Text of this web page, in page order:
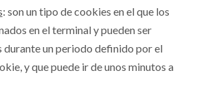
: son un tipo de cookies en el que los
en el terminal y pueden ser
un periodo definido por el
y que puede ir de unos minutos a